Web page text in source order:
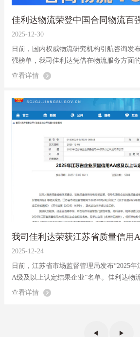
佳利达物流荣登中国合同物流百
2025-12-30
日前，国内权威物流研究机构引航咨询发
强榜单，我司佳利达凭借在物流服务方面
榜单第54名。
查看详情
我司佳利达荣获江苏省质量信用
2025-12-24
日前，江苏省市场监督管理局发布“2025
A级及以上认定结果企业”名单。佳利达物
与诚信经营实践，成功跻身AA级企业行列
查看详情